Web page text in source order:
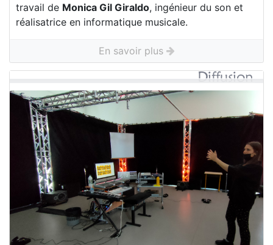
travail de Monica Gil Giraldo, ingénieur du son et
réalisatrice en informatique musicale.
En savoir plus